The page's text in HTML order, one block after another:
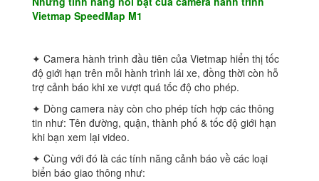
Vietmap SpeedMap M1
✦ Camera hành trình đầu tiên của Vietmap hiển thị tốc
độ giới hạn trên mỗi hành trình lái xe, đồng thời còn hỗ
trợ cảnh báo khi xe vượt quá tốc độ cho phép.
✦ Dòng camera này còn cho phép tích hợp các thông
tin như: Tên đường, quận, thành phố & tốc độ giới hạn
khi bạn xem lại video.
✦ Cùng với đó là các tính năng cảnh báo về các loại
biển báo giao thông như: